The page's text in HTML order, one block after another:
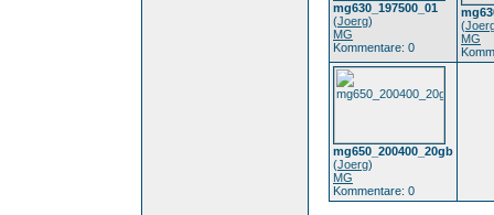
mg630_197500_01
(Joerg)
MG
Kommentare: 0
(
MG
mg650_200400_20gb
(Joerg)
MG
Kommentare: 0